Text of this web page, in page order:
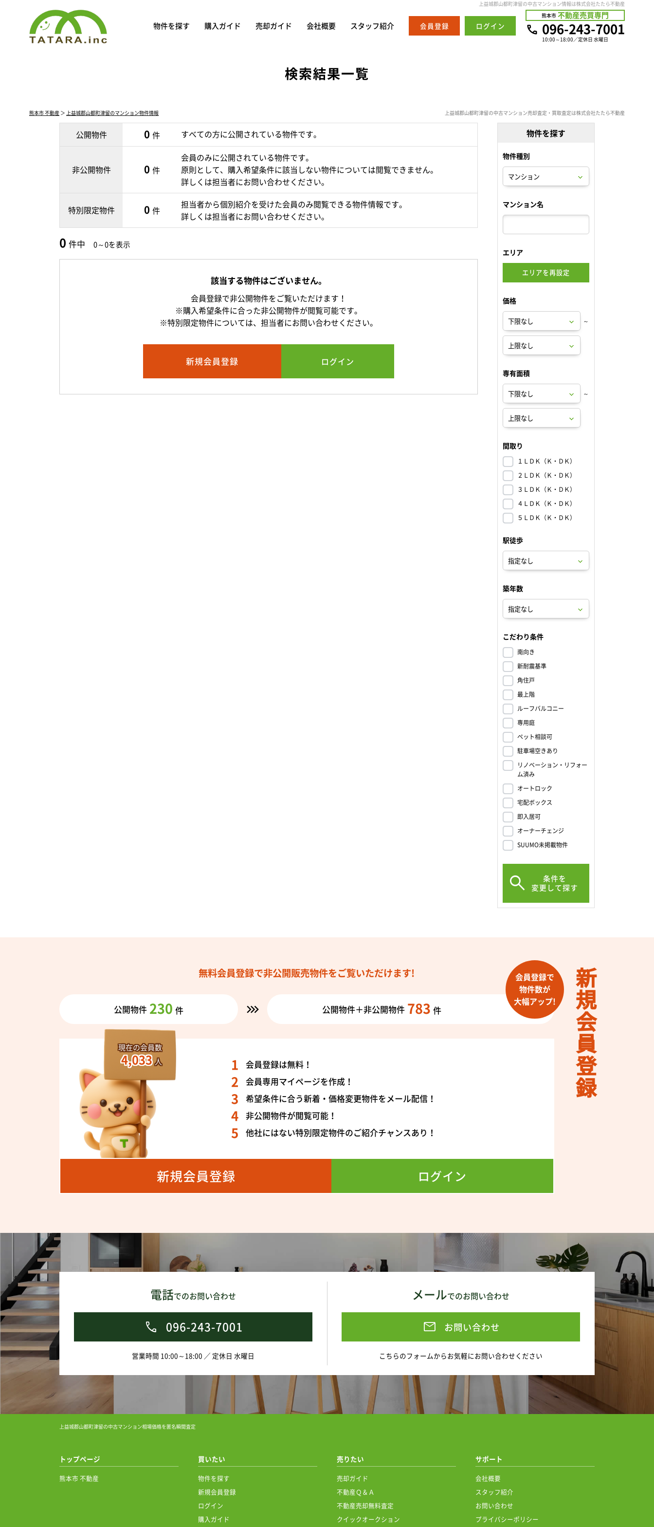
上益城郡山都町津留の中古マンション情報は株式会社たたら不動産
物件を探す 購入ガイド 売却ガイド 会社概要 スタッフ紹介 会員登録 ログイン
熊本市 不動産売買専門
10:00～18:00／定休日 水曜日
096-243-7001
検索結果一覧
熊本市 不動産 ＞ 上益城郡山都町津留のマンション物件情報 上益城郡山都町津留の中古マンション売却査定・買取査定は株式会社たたら不動産
公開物件 0 件 すべての方に公開されている物件です。
非公開物件 0 件
会員のみに公開されている物件です。
原則として、購入希望条件に該当しない物件については閲覧できません。
詳しくは担当者にお問い合わせください。
特別限定物件 0 件
担当者から個別紹介を受けた会員のみ閲覧できる物件情報です。
詳しくは担当者にお問い合わせください。
0 件中 0～0を表示
該当する物件はございません。
会員登録で非公開物件をご覧いただけます！
※購入希望条件に合った非公開物件が閲覧可能です。
※特別限定物件については、担当者にお問い合わせください。
新規会員登録 ログイン
物件を探す
物件種別
マンション名
エリア
エリアを再設定
価格
～
専有面積
～
間取り
１ＬＤＫ（Ｋ・ＤＫ）
２ＬＤＫ（Ｋ・ＤＫ）
３ＬＤＫ（Ｋ・ＤＫ）
４ＬＤＫ（Ｋ・ＤＫ）
５ＬＤＫ（Ｋ・ＤＫ）
駅徒歩
築年数
こだわり条件
南向き
新耐震基準
角住戸
最上階
ルーフバルコニー
専用庭
ペット相談可
駐車場空きあり
リノベーション・リフォー
ム済み
オートロック
宅配ボックス
即入居可
オーナーチェンジ
SUUMO未掲載物件
条件を
変更して探す
新規会員登録
無料会員登録で非公開販売物件をご覧いただけます!
公開物件 230 件 公開物件＋非公開物件 783 件
会員登録で
物件数が
大幅アップ!
現在の会員数
4,033 人
会員登録は無料！
会員専用マイページを作成！
希望条件に合う新着・価格変更物件をメール配信！
非公開物件が閲覧可能！
他社にはない特別限定物件のご紹介チャンスあり！
新規会員登録 ログイン
電話でのお問い合わせ
096-243-7001
営業時間 10:00～18:00 ／ 定休日 水曜日
メールでのお問い合わせ
お問い合わせ
こちらのフォームからお気軽にお問い合わせください
上益城郡山都町津留の中古マンション相場価格を匿名瞬間査定
トップページ
熊本市 不動産
買いたい
物件を探す
新規会員登録
ログイン
購入ガイド
売りたい
売却ガイド
不動産Ｑ＆Ａ
不動産売却無料査定
クイックオークション
サポート
会社概要
スタッフ紹介
お問い合わせ
プライバシーポリシー